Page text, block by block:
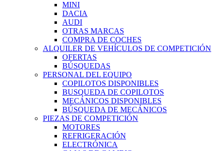
MINI
DACIA
AUDI
OTRAS MARCAS
COMPRA DE COCHES
ALQUILER DE VEHÍCULOS DE COMPETICIÓN
OFERTAS
BÚSQUEDAS
PERSONAL DEL EQUIPO
COPILOTOS DISPONIBLES
BUSQUEDA DE COPILOTOS
MECÁNICOS DISPONIBLES
BÚSQUEDA DE MECÁNICOS
PIEZAS DE COMPETICIÓN
MOTORES
REFRIGERACIÓN
ELECTRÓNICA